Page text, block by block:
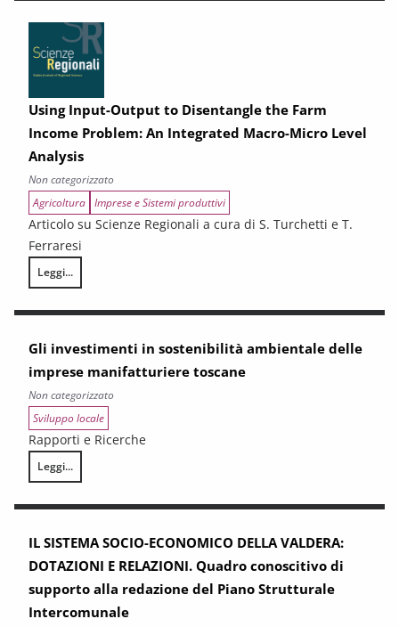
Using Input-Output to Disentangle the Farm
Income Problem: An Integrated Macro-Micro Level
Analysis
Non categorizzato
Agricoltura Imprese e Sistemi produttivi
Articolo su Scienze Regionali a cura di S. Turchetti e T.
Ferraresi
Leggi...
Using Input-Output to Disentangle the Farm Income Problem: An
Gli investimenti in sostenibilità ambientale delle
imprese manifatturiere toscane
Non categorizzato
Sviluppo locale
Rapporti e Ricerche
Leggi...
Gli investimenti in sostenibilità ambientale delle imprese
IL SISTEMA SOCIO-ECONOMICO DELLA VALDERA:
DOTAZIONI E RELAZIONI. Quadro conoscitivo di
supporto alla redazione del Piano Strutturale
Intercomunale